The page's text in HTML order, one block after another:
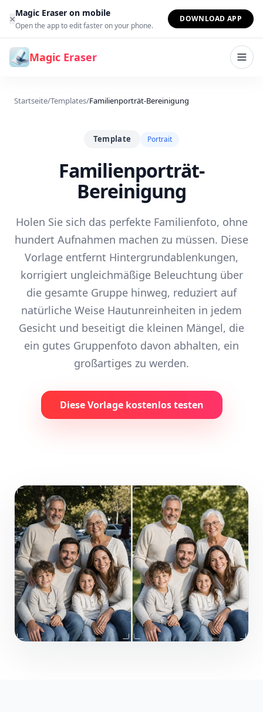
Zum Inhalt springen
×Magic Eraser on mobile
Open the app to edit faster on your phone.
DOWNLOAD APP
Magic Eraser
Startseite/Templates/Familienporträt-Bereinigung
Template Portrait
Familienporträt-
Bereinigung
Holen Sie sich das perfekte Familienfoto, ohne
hundert Aufnahmen machen zu müssen. Diese
Vorlage entfernt Hintergrundablenkungen,
korrigiert ungleichmäßige Beleuchtung über
die gesamte Gruppe hinweg, reduziert auf
natürliche Weise Hautunreinheiten in jedem
Gesicht und beseitigt die kleinen Mängel, die
ein gutes Gruppenfoto davon abhalten, ein
großartiges zu werden.
Diese Vorlage kostenlos testen